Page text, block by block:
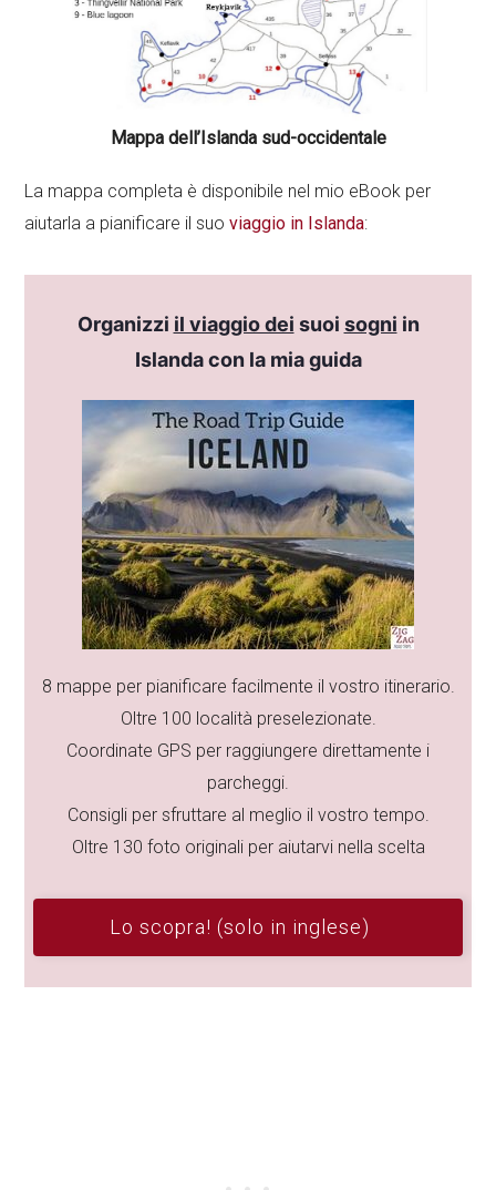
Mappa dell’Islanda sud-occidentale
La mappa completa è disponibile nel mio eBook per
aiutarla a pianificare il suoviaggio in Islanda:
Organizzi il viaggio dei suoi sogni in
Islanda con la mia guida
8 mappe per pianificare facilmente il vostro itinerario.
Oltre 100 località preselezionate.
Coordinate GPS per raggiungere direttamente i
parcheggi.
Consigli per sfruttare al meglio il vostro tempo.
Oltre 130 foto originali per aiutarvi nella scelta
Lo scopra! (solo in inglese)